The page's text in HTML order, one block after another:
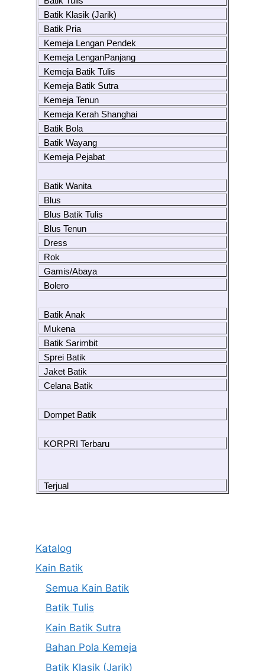
Batik Klasik (Jarik)
Batik Pria
Kemeja Lengan Pendek
Kemeja LenganPanjang
Kemeja Batik Tulis
Kemeja Batik Sutra
Kemeja Tenun
Kemeja Kerah Shanghai
Batik Bola
Batik Wayang
Kemeja Pejabat
Batik Wanita
Blus
Blus Batik Tulis
Blus Tenun
Dress
Rok
Gamis/Abaya
Bolero
Batik Anak
Mukena
Batik Sarimbit
Sprei Batik
Jaket Batik
Celana Batik
Dompet Batik
KORPRI Terbaru
Terjual
Katalog
Kain Batik
Semua Kain Batik
Batik Tulis
Kain Batik Sutra
Bahan Pola Kemeja
Batik Klasik (Jarik)